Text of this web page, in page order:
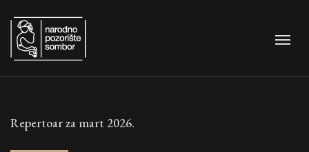
Repertoar za mart 2026.